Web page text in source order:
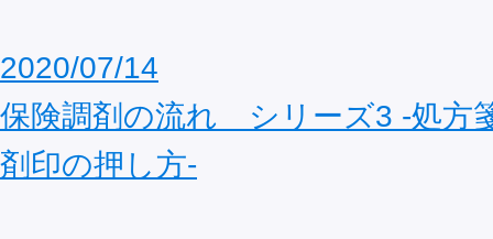
2020/07/14
保険調剤の流れ シリーズ3 ‐処方
剤印の押し方‐